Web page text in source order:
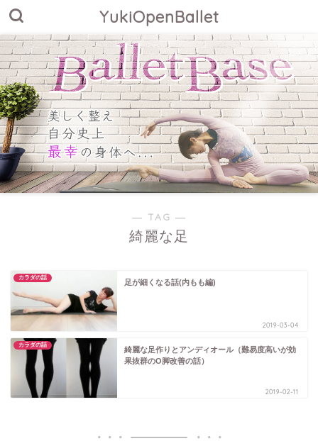
YukiOpenBallet
― TAG ―
綺麗な足
カラダの話
足が細くなる話(内もも編)
2019-03-04
カラダの話
綺麗な足作りとアンディオール（難易度高いが効
果抜群のO脚改善の話）
2019-02-11